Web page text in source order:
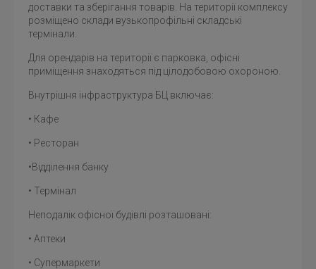
доставки та зберігання товарів. На території комплексу
розміщено склади вузькопрофільні складські
термінали.
Для орендарів на території є парковка, офісні
приміщення знаходяться під цілодобовою охороною.
Внутрішня інфраструктура БЦ включає:
• Кафе
• Ресторан
•Відділення банку
• Термінал
Неподалік офісної будівлі розташовані:
• Аптеки
• Супермаркети